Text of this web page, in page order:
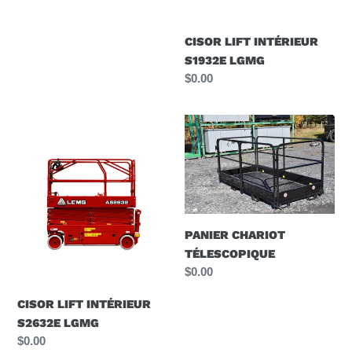
CISOR LIFT INTÉRIEUR
S1932E LGMG
Prix
$0.00
INTÉRIEUR
S2632E
LGMG
CISOR LIFT INTÉRIEUR
S2632E LGMG
Prix
$0.00
PANIER
CHARIOT
TÉLESCOPIQUE
PANIER CHARIOT
TÉLESCOPIQUE
Prix
$0.00